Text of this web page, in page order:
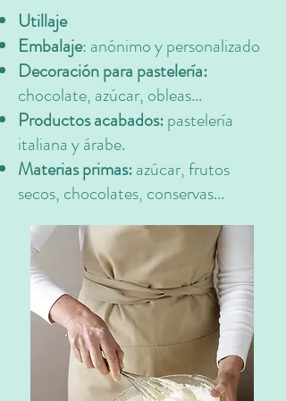
Utillaje
Embalaje: anónimo y personalizado
Decoración para pastelería:
chocolate, azúcar, obleas...
Productos acabados:pastelería
italiana y árabe.
Materias primas:azúcar, frutos
secos, chocolates, conservas...